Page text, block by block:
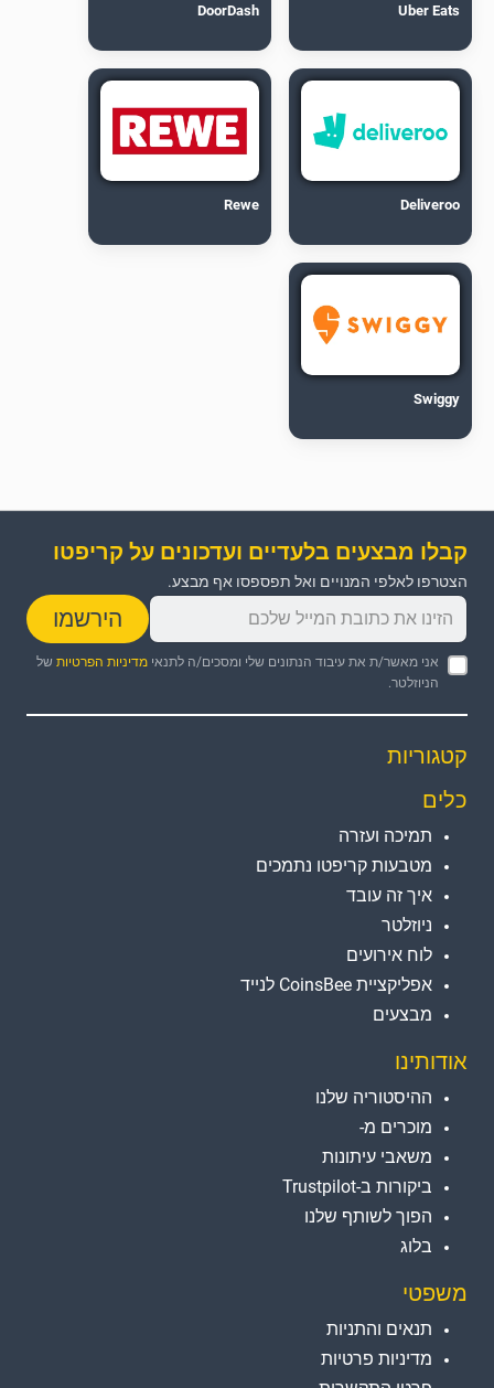
Uber Eats
DoorDash
Deliveroo
Rewe
Swiggy
קבלו מבצעים בלעדיים ועדכונים על קריפטו
הצטרפו לאלפי המנויים ואל תפספסו אף מבצע.
הירשמו
אני מאשר/ת את עיבוד הנתונים שלי ומסכים/ה לתנאימדיניות הפרטיות של
הניוזלטר.
קטגוריות
כלים
תמיכה ועזרה
מטבעות קריפטו נתמכים
איך זה עובד
ניוזלטר
לוח אירועים
אפליקציית CoinsBee לנייד
מבצעים
אודותינו
ההיסטוריה שלנו
מוכרים מ-
משאבי עיתונות
ביקורות ב-Trustpilot
הפוך לשותף שלנו
בלוג
משפטי
תנאים והתניות
מדיניות פרטיות